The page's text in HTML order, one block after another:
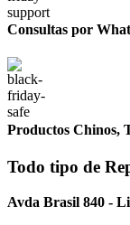
Consultas por
Productos Chinos,
Todo tipo de
Avda Brasil 840 -